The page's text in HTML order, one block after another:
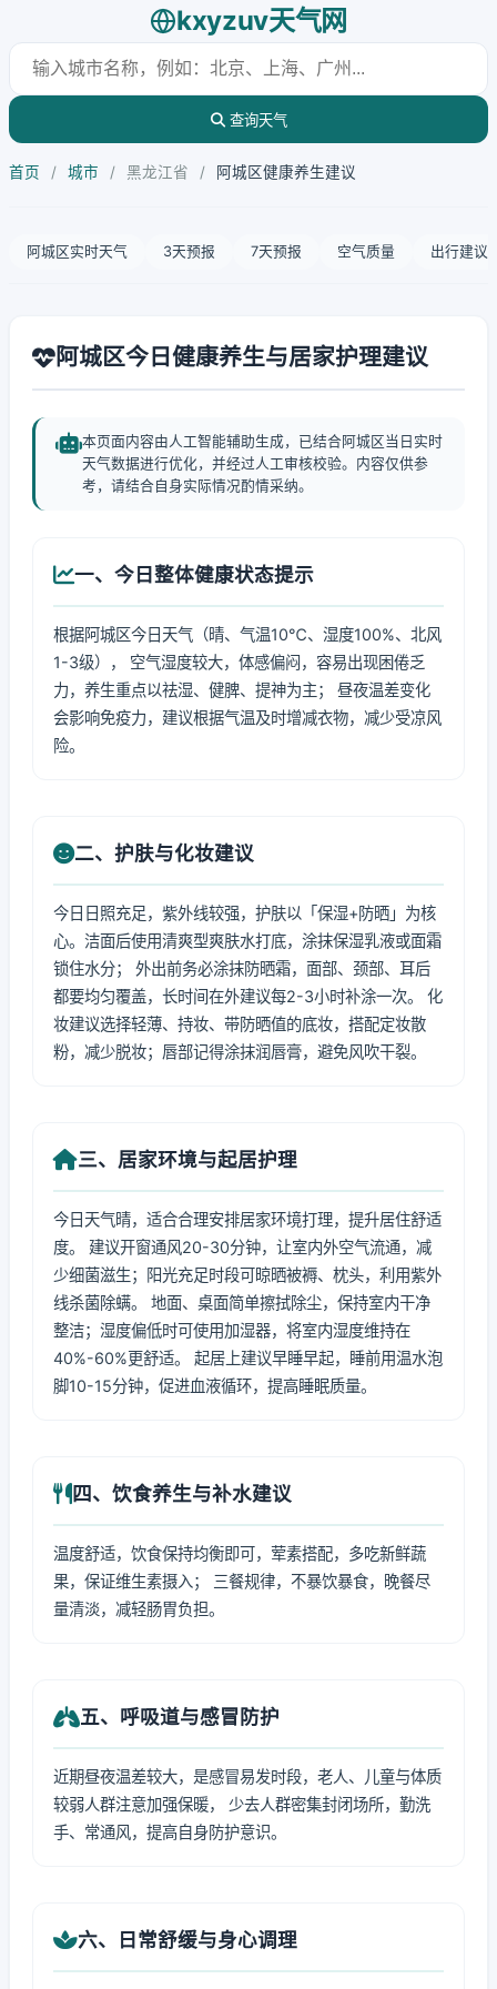
kxyzuv天气网
查询天气
首页 / 城市 / 黑龙江省 / 阿城区健康养生建议
阿城区实时天气 3天预报 7天预报 空气质量 出行建议
阿城区今日健康养生与居家护理建议
本页面内容由人工智能辅助生成，已结合阿城区当日实时
天气数据进行优化，并经过人工审核校验。内容仅供参
考，请结合自身实际情况酌情采纳。
一、今日整体健康状态提示
根据阿城区今日天气（晴、气温10℃、湿度100%、北风
1-3级）， 空气湿度较大，体感偏闷，容易出现困倦乏
力，养生重点以祛湿、健脾、提神为主； 昼夜温差变化
会影响免疫力，建议根据气温及时增减衣物，减少受凉风
险。
二、护肤与化妆建议
今日日照充足，紫外线较强，护肤以「保湿+防晒」为核
心。洁面后使用清爽型爽肤水打底，涂抹保湿乳液或面霜
锁住水分； 外出前务必涂抹防晒霜，面部、颈部、耳后
都要均匀覆盖，长时间在外建议每2-3小时补涂一次。 化
妆建议选择轻薄、持妆、带防晒值的底妆，搭配定妆散
粉，减少脱妆；唇部记得涂抹润唇膏，避免风吹干裂。
三、居家环境与起居护理
今日天气晴，适合合理安排居家环境打理，提升居住舒适
度。 建议开窗通风20-30分钟，让室内外空气流通，减
少细菌滋生；阳光充足时段可晾晒被褥、枕头，利用紫外
线杀菌除螨。 地面、桌面简单擦拭除尘，保持室内干净
整洁；湿度偏低时可使用加湿器，将室内湿度维持在
40%-60%更舒适。 起居上建议早睡早起，睡前用温水泡
脚10-15分钟，促进血液循环，提高睡眠质量。
四、饮食养生与补水建议
温度舒适，饮食保持均衡即可，荤素搭配，多吃新鲜蔬
果，保证维生素摄入； 三餐规律，不暴饮暴食，晚餐尽
量清淡，减轻肠胃负担。
五、呼吸道与感冒防护
近期昼夜温差较大，是感冒易发时段，老人、儿童与体质
较弱人群注意加强保暖， 少去人群密集封闭场所，勤洗
手、常通风，提高自身防护意识。
六、日常舒缓与身心调理